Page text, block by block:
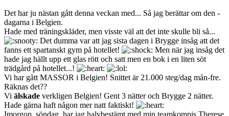
Det har ju nästan gått denna veckan med... Så jag berättar om den -
dagarna i Belgien.
Hade med träningskläder, men visste väl att det inte skulle bli så...
Det dumma var att jag sista dagen i Brygge insåg att det
fanns ett spartanskt gym på hotellet!
Men när jag insåg det
hade jag hällt upp ett glas rött och satt men en bok i en liten söt
trädgård på hotellet...!
Vi har gått MASSOR i Belgien! Snittet är 21.000 steg/dag mån-fre.
Räknas det??
Vi älskade verkligen Belgien! Gent 3 nätter och Brygge 2 nätter.
Hade gärna haft någon mer natt faktiskt!